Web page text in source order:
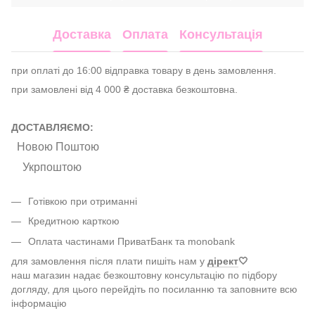
Доставка Оплата Консультація
при оплаті до 16:00 відправка товару в день замовлення.
при замовлені від 4 000 ₴ доставка безкоштовна.
ДОСТАВЛЯЄМО:
Новою Поштою
Укрпоштою
Готівкою при отриманні
Кредитною карткою
Оплата частинами ПриватБанк та monobank
для замовлення після плати пишіть нам у дірект🤍
наш магазин надає безкоштовну консультацію по підбору
догляду, для цього перейдіть по посиланню та заповните всю
інформацію